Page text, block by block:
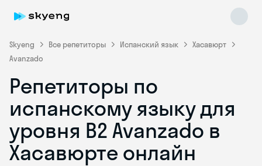
Skyeng Все репетиторы Испанский язык
Хасавюрт
Avanzado
Репетиторы по
испанскому языку для
уровня B2 Avanzado в
Хасавюрте онлайн
Skyeng Chat